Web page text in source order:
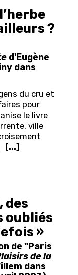
?
d'Eugène
dans
du cru et
pour
le livre
ville
[...]
des
oubliés
»
de "Paris
de la
dans